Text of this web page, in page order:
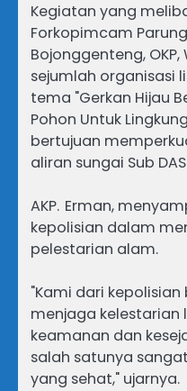
Kegiatan yang
Forkopimcam
Bojonggenteng,
sejumlah organisasi
tema "Gerkan Hijau
Pohon Untuk
bertujuan
aliran sungai Sub
AKP. Erman,
kepolisian dalam
pelestarian alam.
"Kami dari
menjaga kelestarian
keamanan dan
salah satunya
yang sehat," ujarnya.